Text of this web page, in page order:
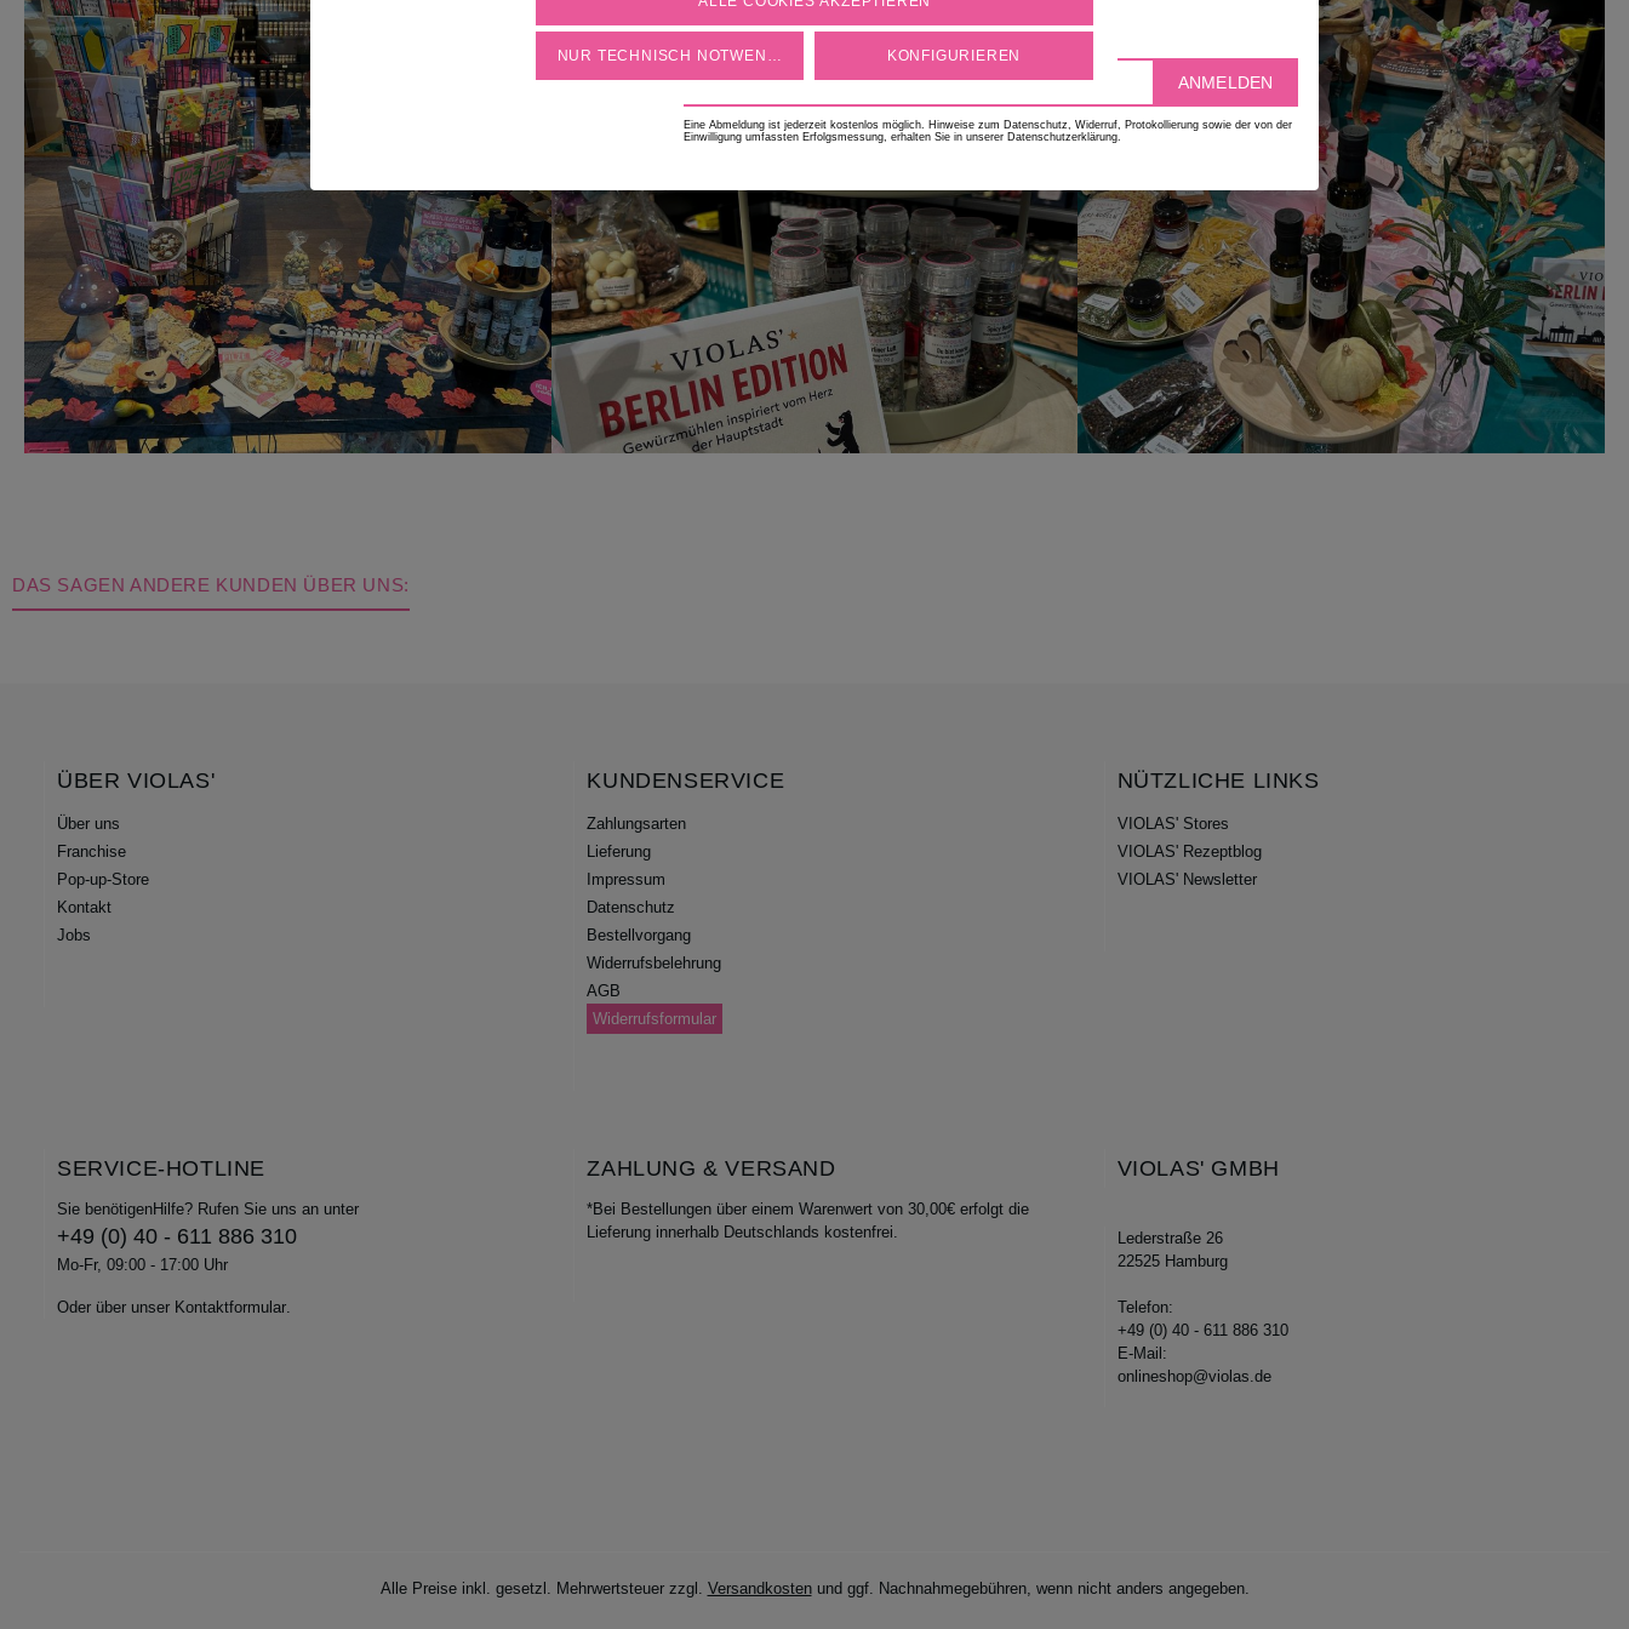
DAS SAGEN ANDERE KUNDEN ÜBER UNS:
ÜBER VIOLAS'
Über uns
Franchise
Pop-up-Store
Kontakt
Jobs
KUNDENSERVICE
Zahlungsarten
Lieferung
Impressum
Datenschutz
Bestellvorgang
Widerrufsbelehrung
AGB
Widerrufsformular
NÜTZLICHE LINKS
VIOLAS' Stores
VIOLAS' Rezeptblog
VIOLAS' Newsletter
SERVICE-HOTLINE
Sie benötigenHilfe? Rufen Sie uns an unter
+49 (0) 40 - 611 886 310
Mo-Fr, 09:00 - 17:00 Uhr
Oder über unser Kontaktformular.
ZAHLUNG & VERSAND
*Bei Bestellungen über einem Warenwert von 30,00€ erfolgt die
Lieferung innerhalb Deutschlands kostenfrei.
VIOLAS' GMBH
Lederstraße 26
22525 Hamburg
Telefon:
+49 (0) 40 - 611 886 310
E-Mail:
onlineshop@violas.de
Alle Preise inkl. gesetzl. Mehrwertsteuer zzgl. Versandkostenund ggf. Nachnahmegebühren, wenn nicht anders angegeben.
ANMELDEN
Eine Abmeldung ist jederzeit kostenlos möglich. Hinweise zum Datenschutz, Widerruf, Protokollierung sowie der von der
Einwilligung umfassten Erfolgsmessung, erhalten Sie in unserer Datenschutzerklärung.
NUR TECHNISCH NOTWENDIGE KONFIGURIEREN